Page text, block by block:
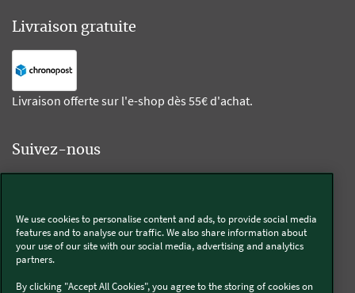
Livraison gratuite
Livraison offerte sur l'e-shop dès 55€ d'achat.
Suivez-nous
Thermomix®
We use cookies to personalise content and ads, to provide social media
features and to analyse our traffic. We also share information about
your use of our site with our social media, advertising and analytics
partners.
By clicking "Accept All Cookies", you agree to the storing of cookies on